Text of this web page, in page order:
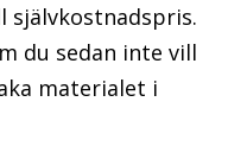
självkostnadspris.
du sedan inte vill
materialet i